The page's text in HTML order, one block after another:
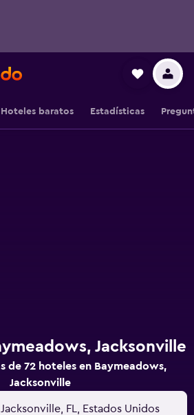
Hoteles baratos Estadísticas
Jacksonville
de 72 hoteles en Baymeadows,
Jacksonville
FL, Estados Unidos